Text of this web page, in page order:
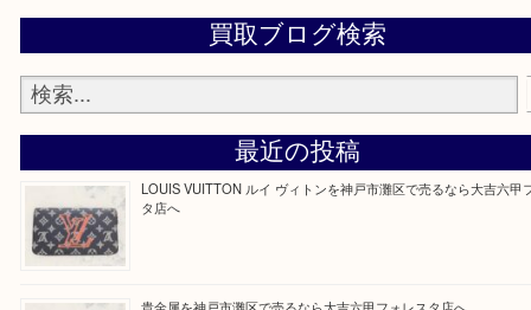
物を整理するケースは年々増加傾向です。
整理したいけどなにが値段つくかわからない…
そんなときはお気軽にご相談をお寄せください。
買取大吉フォレスタ六甲店に来てよかった！そう思